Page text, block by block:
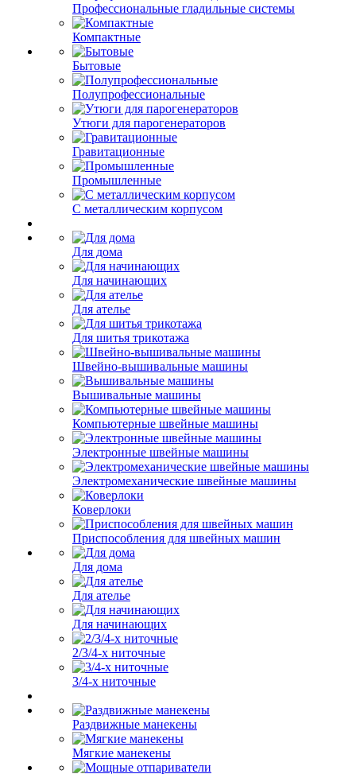
Профессиональные гладильные системы
Компактные
Бытовые
Полупрофессиональные
Утюги для парогенераторов
Гравитационные
Промышленные
С металлическим корпусом
Для дома
Для начинающих
Для ателье
Для шитья трикотажа
Швейно-вышивальные машины
Вышивальные машины
Компьютерные швейные машины
Электронные швейные машины
Электромеханические швейные машины
Коверлоки
Приспособления для швейных машин
Для дома
Для ателье
Для начинающих
2/3/4-х ниточные
3/4-х ниточные
Раздвижные манекены
Мягкие манекены